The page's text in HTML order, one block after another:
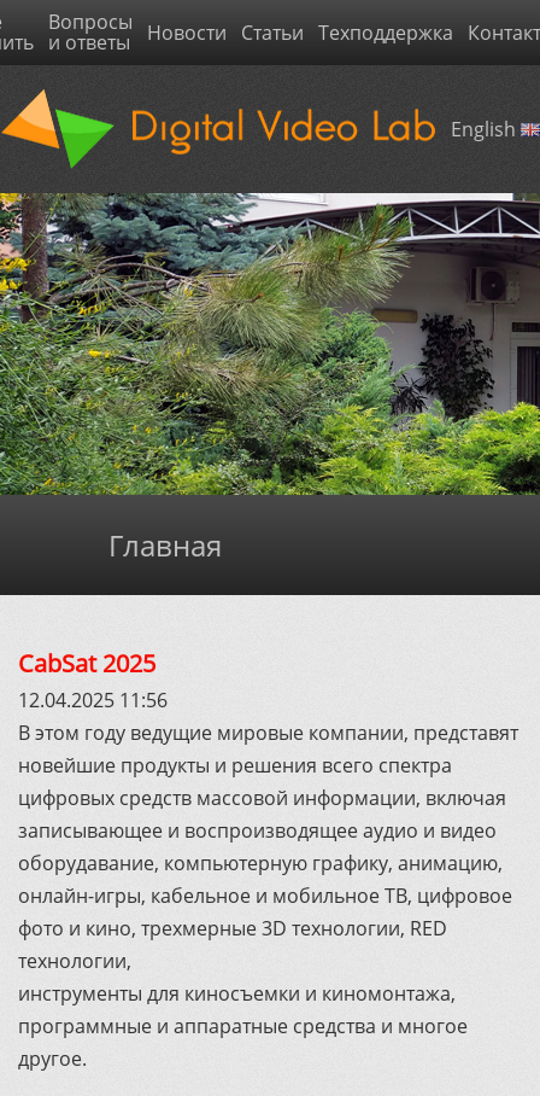
Вопросы
и ответы Новости Статьи Техподдержка
English
Главная
CabSat 2025
12.04.2025 11:56
В этом году ведущие мировые компании, представят
новейшие продукты и решения всего спектра
цифровых средств массовой информации, включая
записывающее и воспроизводящее аудио и видео
оборудавание, компьютерную графику, анимацию,
онлайн-игры, кабельное и мобильное ТВ, цифровое
фото и кино, трехмерные 3D технологии, RED
технологии,
инструменты для киносъемки и киномонтажа,
программные и аппаратные средства и многое
другое.